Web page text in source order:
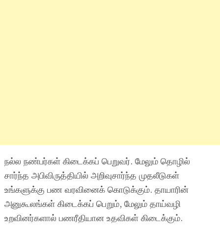
நல்ல நண்பர்கள் கிடைக்கப் பெறுவர். மேலும் தொழில்
சார்ந்த அபிவிருத்தியில் அறிவுசார்ந்த முதலீடுகள்
உங்களுக்கு பண வரவினைக் கொடுக்கும். தாயாரின்
அனுகூலங்கள் கிடைக்கப் பெறும், மேலும் தாய்வழி
உறவினர்களால் பணரீதியான உதவிகள் கிடைக்கும்.